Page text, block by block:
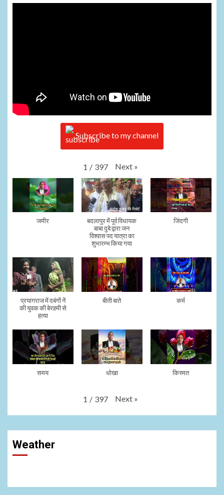
Subscribe to my channel
1 / 397 Next »
जमीर
बदलापुर में पूर्व विधायक
बाबा दुबे द्वारा जन
विश्वास पद यात्रा का
शुभारम्भ किया गया
जिंदगी
प्रयागराज में दबंगों नें
की युवक की बेरहमी से
हत्या
बीती बाते कर्म
समय धोखा किस्मत
1 / 397 Next »
Weather